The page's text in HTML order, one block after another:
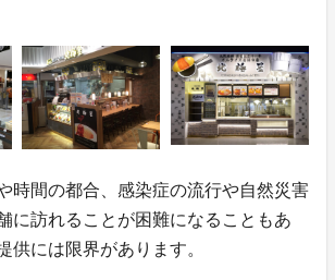
時間の都合、感染症の流行や自然災害
に訪れることが困難になることもあ
供には限界があります。